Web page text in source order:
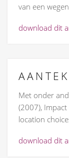
van een
download dit
Met onder
(2007),
location
download dit